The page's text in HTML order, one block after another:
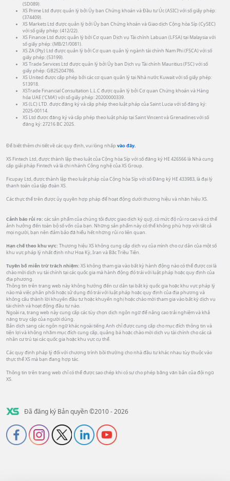
(SD089).
XS Prime Ltd được quản lý bởi Ủy ban Chứng khoán và Đầu tư Úc (ASIC) với số giấy phép:
(374409).
XS Markets Ltd được quản lý bởi Ủy ban Chứng khoán và Giao dịch Cộng hòa Síp (CySEC)
với số giấy phép: (412/22).
XS Finance Ltd được quản lý bởi Cơ quan Dịch vụ Tài chính Labuan (LFSA) tại Malaysia với
số giấy phép: (MB/21/0081).
XS ZA (Pty) Ltd được quản lý bởi Cơ quan quản lý ngành tài chính Nam Phi (FSCA) với số
giấy phép: (53199).
XS Trade Services Ltd được quản lý bởi Ủy ban Dịch vụ Tài chính Mauritius (FSC) với số
giấy phép: GB25204786.
XS United được cấp phép bởi các cơ quan quản lý tại Nhà nước Kuwait với số giấy phép:
513918.
XSTrade Financial Consultation L.L.C được quản lý bởi Cơ quan Chứng khoán và Hàng
hóa UAE (‘CMA’) với số giấy phép: 20200000339.
XS (LC) LTD. được đăng ký và cấp phép theo luật pháp của Saint Lucia với số đăng ký:
2025-00114.
XS Ltd được đăng ký và cấp phép theo luật pháp tại Saint Vincent và Grenadines với số
đăng ký: 27216 BC 2025.
Để biết thêm chi tiết về các quy định, vui lòng nhấp vào đây.
XS Fintech Ltd, được thành lập theo luật của Cộng hòa Síp với số đăng ký HE 426566 là Nhà cung
cấp giải pháp Fintech và là chi nhánh Công nghệ của XS Group.
Ficupay Ltd, được thành lập theo luật pháp của Cộng hòa Síp với số Đăng ký HE 433983, là đại lý
thanh toán của tập đoàn XS.
Các thực thể trên được ủy quyền hợp pháp để hoạt động dưới thương hiệu và nhãn hiệu XS.
Cảnh báo rủi ro: các sản phẩm của chúng tôi được giao dịch ký quỹ, có mức độ rủi ro cao và có thể
ảnh hưởng đến toàn bộ số vốn của bạn. Những sản phẩm này có thể không phù hợp với tất cả
mọi người, bạn nên đảm bảo đã hiểu hết những rủi ro liên quan.
Hạn chế theo khu vực: Thương hiệu XS không cung cấp dịch vụ của mình cho cư dân của một số
khu vực pháp lý nhất định như Hoa Kỳ, Iran và Bắc Triều Tiên.
Tuyên bố miễn trừ trách nhiệm: XS không tham gia vào bất kỳ hành động nào có thể được coi là
chào mời dịch vụ tài chính tại các quốc gia mà hành động đó trái với luật pháp hoặc quy định của
địa phương.
Thông tin trên trang web này không hướng đến cư dân tại bất kỳ quốc gia hoặc khu vực pháp lý
nào mà việc phân phối hoặc sử dụng đó trái với luật pháp hoặc quy định của địa phương và
không cấu thành lời khuyên đầu tư hoặc khuyến nghị hoặc chào mời tham gia vào bất kỳ dịch vụ
tài chính và hoạt động đầu tư nào.
Ngoài ra, trang web này cung cấp các tùy chọn dịch ngôn ngữ để nâng cao trải nghiệm và khả
năng truy cập của người dùng.
Bản dịch sang các ngôn ngữ khác ngoài tiếng Anh chỉ được cung cấp cho mục đích thông tin và
tiện lợi và không nhằm mục đích cung cấp, quảng bá hoặc chào mời dịch vụ tài chính cho các cá
nhân cư trú tại các quốc gia hoặc khu vực cụ thể.
Các quy định pháp lý đối với chương trình bồi thường cho nhà đầu tư khác nhau tùy thuộc vào
thực thể XS mà bạn đang hợp tác.
Thông tin trên trang web chỉ có thể được sao chép khi có sự cho phép bằng văn bản của đội ngũ
XS.
Đã đăng ký Bản quyền ©2010 - 2026